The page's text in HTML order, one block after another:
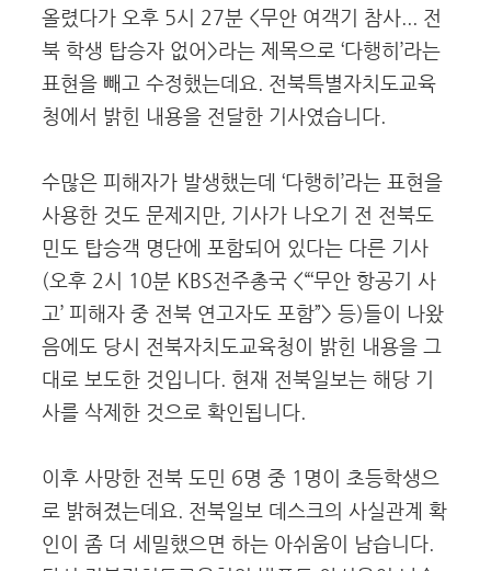
올렸다가 오후 5시 27분 <무안 여객기 참사... 전
북 학생 탑승자 없어>라는 제목으로 ‘다행히’라는
표현을 빼고 수정했는데요. 전북특별자치도교육
청에서 밝힌 내용을 전달한 기사였습니다.
수많은 피해자가 발생했는데 ‘다행히’라는 표현을
사용한 것도 문제지만, 기사가 나오기 전 전북도
민도 탑승객 명단에 포함되어 있다는 다른 기사
(오후 2시 10분 KBS전주총국 <“‘무안 항공기 사
고’ 피해자 중 전북 연고자도 포함”> 등)들이 나왔
음에도 당시 전북자치도교육청이 밝힌 내용을 그
대로 보도한 것입니다. 현재 전북일보는 해당 기
사를 삭제한 것으로 확인됩니다.
이후 사망한 전북 도민 6명 중 1명이 초등학생으
로 밝혀졌는데요. 전북일보 데스크의 사실관계 확
인이 좀 더 세밀했으면 하는 아쉬움이 남습니다.